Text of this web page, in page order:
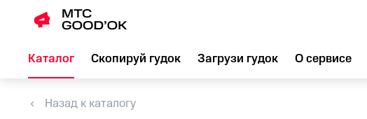
Каталог Скопируй гудок Загрузи гудок О сервисе
Назад к каталогу